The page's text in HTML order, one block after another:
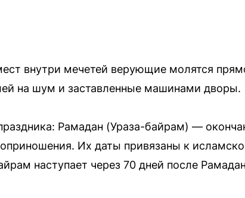
внутри мечетей верующие молятся
на шум и заставленные машинами дворы.
Рамадан (Ураза-байрам) —
Их даты привязаны к
наступает через 70 дней после